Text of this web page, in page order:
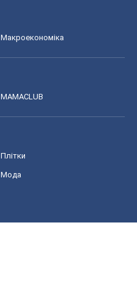
Макроекономіка
MAMACLUB
Плітки
Мода